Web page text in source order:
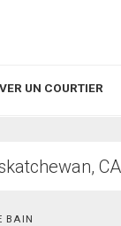
UN COURTIER
BAIN